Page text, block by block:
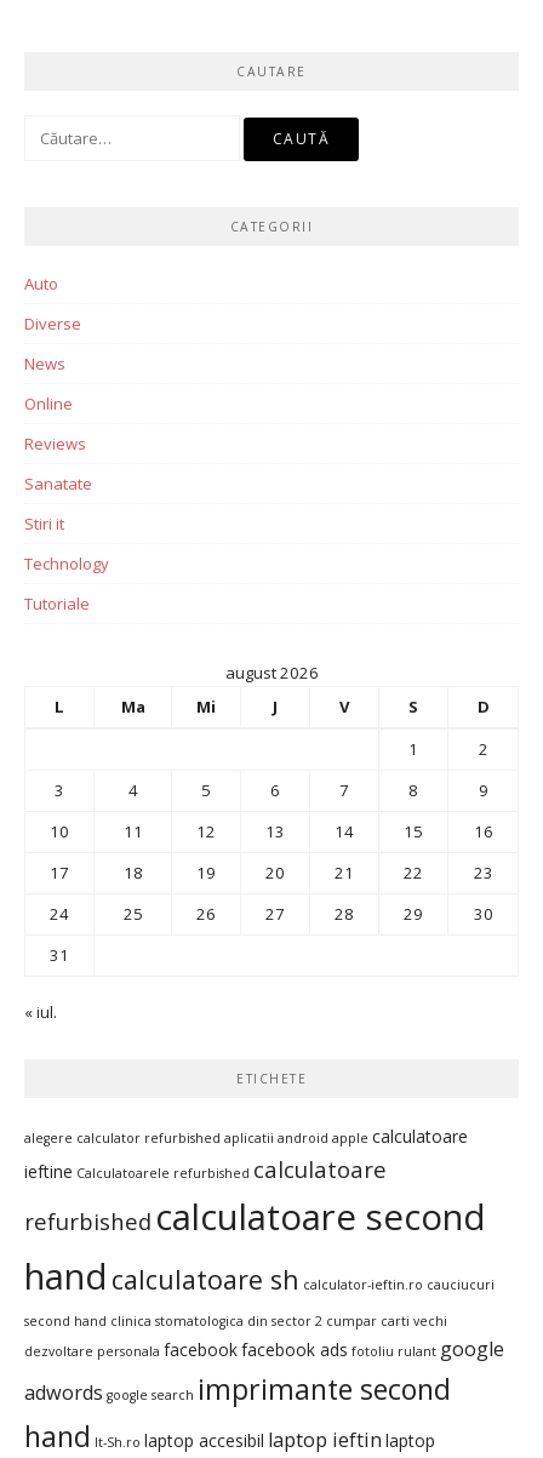
CAUTARE
Caută
CATEGORII
Auto
Diverse
News
Online
Reviews
Sanatate
Stiri it
Technology
Tutoriale
august 2026
L
Ma Mi J V S
D
1
2
3
4 5 6 7 8
9
10
11 12 13 14 15
16
17
18 19 20 21 22
23
24
25 26 27 28 29
30
31
« iul.
ETICHETE
alegere calculator refurbished aplicatii android apple calculatoare
ieftine Calculatoarele refurbished calculatoare
refurbished calculatoare second
hand calculatoare sh calculator-ieftin.ro cauciucuri
second hand clinica stomatologica din sector 2 cumpar carti vechi
dezvoltare personala facebookfacebook ads fotoliu rulant google
adwords google search imprimante second
hand It-Sh.ro laptop accesibil laptop ieftin laptop